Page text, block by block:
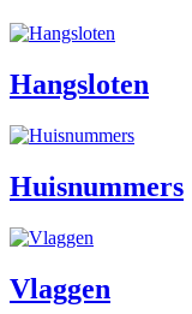
Hangsloten
Huisnummers
Vlaggen